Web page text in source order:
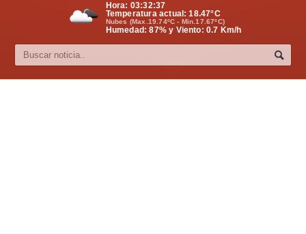
Cultura
Hora: 03:32:38
Temperatura actual:18.47°C
Nubes (Max.19.74ºC - Min.17.67ºC)
Humedad: 87% y Viento: 0.7 Km/h